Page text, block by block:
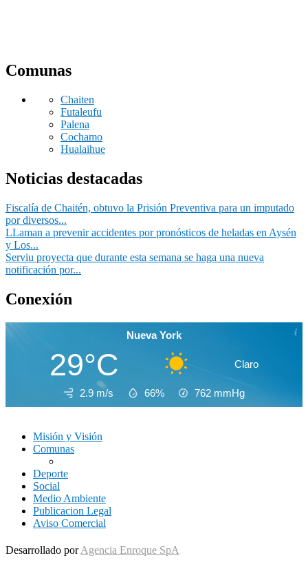
Comunas
Chaiten
Futaleufu
Palena
Cochamo
Hualaihue
Noticias destacadas
Fiscalía de Chaitén, obtuvo la Prisión Preventiva para un imputado
por diversos...
LLaman a prevenir accidentes por pronósticos de heladas en Aysén
y Los...
Serviu proyecta que durante esta semana se haga una nueva
notificación por...
Conexión
Nueva York
29°C Claro
2.9 m/s 66% 762 mmHg
Misión y Visión
Comunas
Deporte
Social
Medio Ambiente
Publicacion Legal
Aviso Comercial
Desarrollado por Agencia Enroque SpA